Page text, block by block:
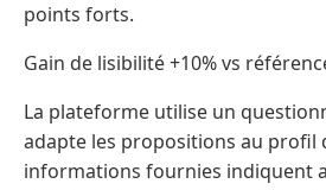
points forts.
Gain de lisibilité +10% vs
La plateforme utilise un
adapte les propositions au profil
informations fournies indiquent